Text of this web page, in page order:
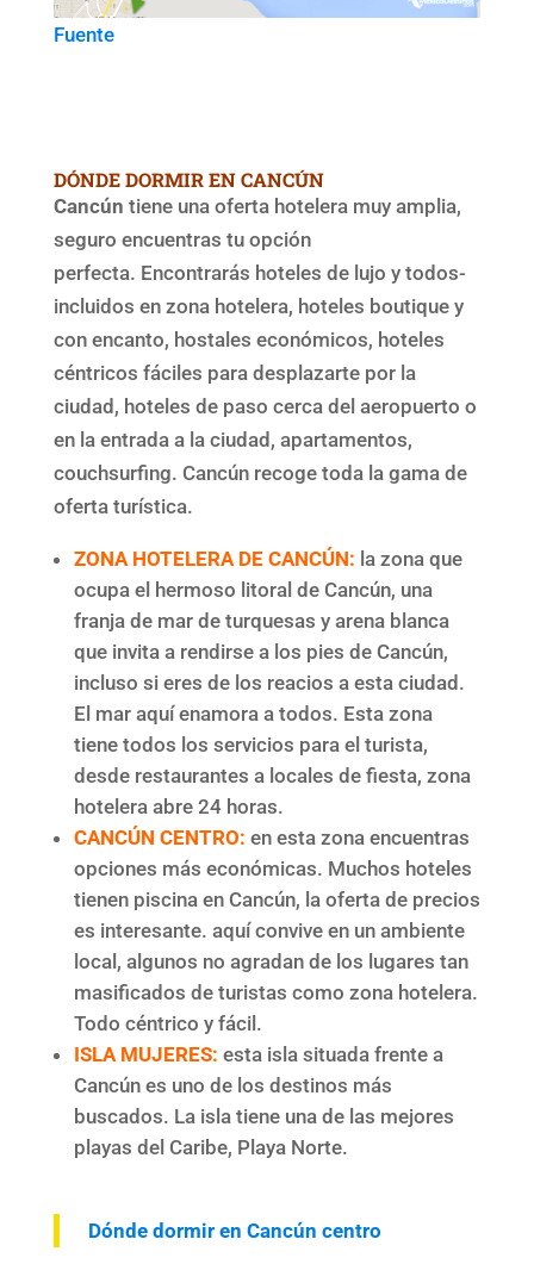
Fuente
DÓNDE DORMIR EN CANCÚN
Cancún tiene una oferta hotelera muy amplia,
seguro encuentras tu opción
perfecta. Encontrarás hoteles de lujo y todos-
incluidos en zona hotelera, hoteles boutique y
con encanto, hostales económicos, hoteles
céntricos fáciles para desplazarte por la
ciudad, hoteles de paso cerca del aeropuerto o
en la entrada a la ciudad, apartamentos,
couchsurfing. Cancún recoge toda la gama de
oferta turística.
ZONA HOTELERA DE CANCÚN: la zona que
ocupa el hermoso litoral de Cancún, una
franja de mar de turquesas y arena blanca
que invita a rendirse a los pies de Cancún,
incluso si eres de los reacios a esta ciudad.
El mar aquí enamora a todos. Esta zona
tiene todos los servicios para el turista,
desde restaurantes a locales de fiesta, zona
hotelera abre 24 horas.
CANCÚN CENTRO: en esta zona encuentras
opciones más económicas. Muchos hoteles
tienen piscina en Cancún, la oferta de precios
es interesante. aquí convive en un ambiente
local, algunos no agradan de los lugares tan
masificados de turistas como zona hotelera.
Todo céntrico y fácil.
ISLA MUJERES: esta isla situada frente a
Cancún es uno de los destinos más
buscados. La isla tiene una de las mejores
playas del Caribe, Playa Norte.
Dónde dormir en Cancún centro